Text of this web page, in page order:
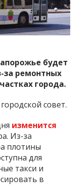
о событиях
и области.
будет
за ремонтных
города.
совет.
изменится
Из-за
плотины
для
такси и
в